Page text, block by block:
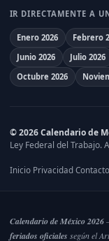
IR DIRECTAMENTE A
Enero 2026 Febrero
Junio 2026
Julio 2026
Octubre 2026
© 2026 Calendario de
Ley Federal del Trabajo.
Inicio· Privacidad Contacto
Calendario de México 2026
feriados oficiales según el